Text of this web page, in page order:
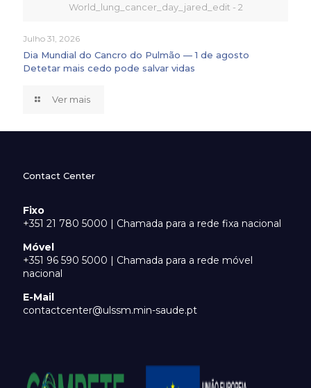
World_lung_cancer_day_jared_edit - 2
Julho 31, 2026
Dia Mundial do Cancro do Pulmão — 1 de agosto
Detetar mais cedo pode salvar vidas
Ver mais
Contact Center
Fixo
+351 21 780 5000 | Chamada para a rede fixa nacional
Móvel
+351 96 590 5000 | Chamada para a rede móvel
nacional
E-Mail
contactcenter@ulssm.min-saude.pt